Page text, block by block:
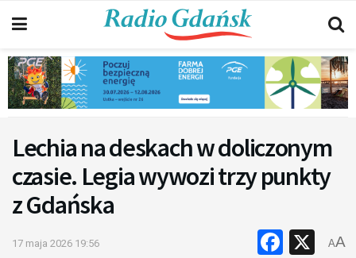
Lechia na deskach w doliczonym
czasie. Legia wywozi trzy punkty
z Gdańska
17 maja 2026 19:56 X
AA